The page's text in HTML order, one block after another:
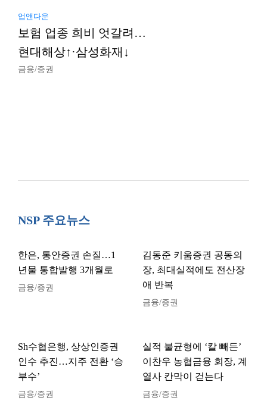
업앤다운
보험 업종 희비 엇갈려…
현대해상↑·삼성화재↓
금융/증권
NSP 주요뉴스
한은, 통안증권 손질…1
년물 통합발행 3개월로
금융/증권
김동준 키움증권 공동의
장, 최대실적에도 전산장
애 반복
금융/증권
Sh수협은행, 상상인증권
인수 추진…지주 전환 ‘승
부수’
금융/증권
실적 불균형에 ‘칼 빼든’
이찬우 농협금융 회장, 계
열사 칸막이 걷는다
금융/증권